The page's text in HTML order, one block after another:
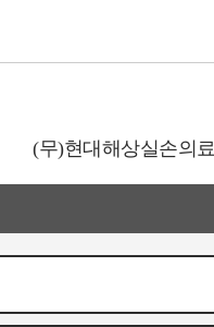
(무)현대해상실손의